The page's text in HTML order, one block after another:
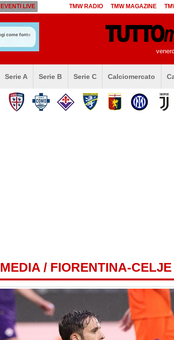
EVENTI LIVE TMW RADIO TMW MAGAZINE
Serie A Serie B Serie C Calciomercato
MEDIA / FIORENTINA-CELJE